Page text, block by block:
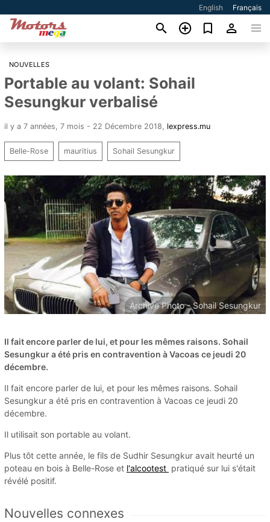
English Français
NOUVELLES
Portable au volant: Sohail
Sesungkur verbalisé
il y a 7 années, 7 mois - 22 Décembre 2018 lexpress.mu
Belle-Rose mauritius Sohail Sesungkur
Archive Photo - Sohail Sesungkur
Il fait encore parler de lui, et pour les mêmes raisons. Sohail
Sesungkur a été pris en contravention à Vacoas ce jeudi 20
décembre.
Il fait encore parler de lui, et pour les mêmes raisons. Sohail
Sesungkur a été pris en contravention à Vacoas ce jeudi 20
décembre.
Il utilisait son portable au volant.
Plus tôt cette année, le fils de Sudhir Sesungkur avait heurté un
poteau en bois à Belle-Rose et l'alcootest pratiqué sur lui s'était
révélé positif.
Nouvelles connexes